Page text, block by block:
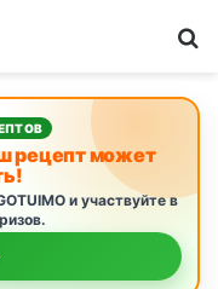
рецепт может
и участвуйте в